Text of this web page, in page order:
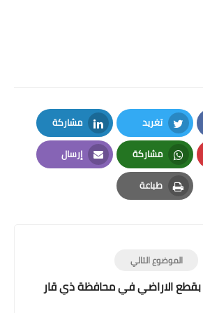
تغريد
Twitter
مشاركة
LinkedIn
مشاركة
Whatsapp
إرسال
Email
طباعة
Print
الموضوع التالي
بقطع الاراضي في محافظة ذي قار